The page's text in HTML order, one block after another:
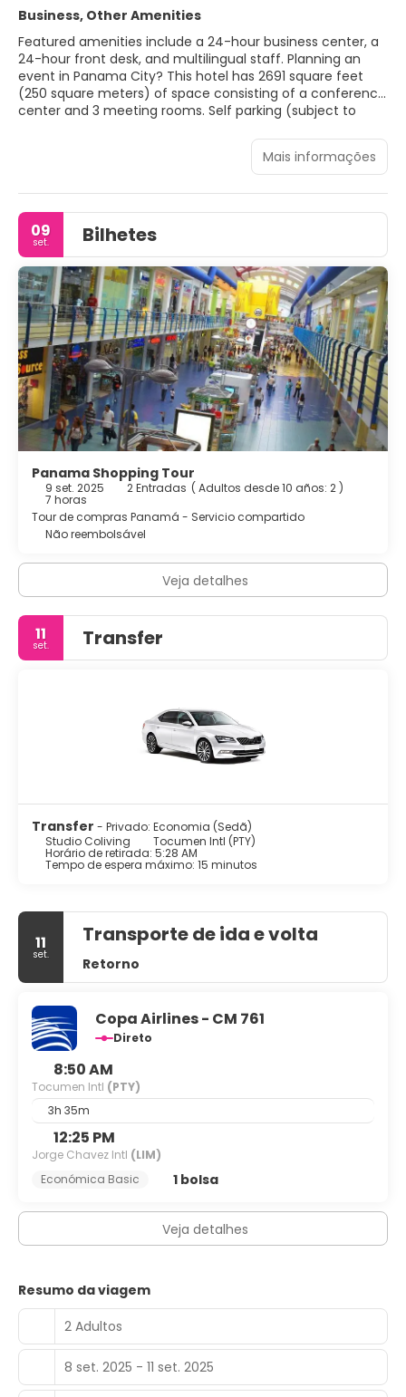
Business, Other Amenities
Featured amenities include a 24-hour business center, a
24-hour front desk, and multilingual staff. Planning an
event in Panama City? This hotel has 2691 square feet
(250 square meters) of space consisting of a conference
center and 3 meeting rooms. Self parking (subject to
Mais informações
09
set. Bilhetes
Panama Shopping Tour
9 set. 2025 2 Entradas ( Adultos desde 10 años: 2 )
7 horas
Tour de compras Panamá - Servicio compartido
Não reembolsável
Veja detalhes
11
set. Transfer
Transfer - Privado: Economia (Sedã)
Studio Coliving
Tocumen Intl (PTY)
Horário de retirada: 5:28 AM
Tempo de espera máximo: 15 minutos
11
set.
Transporte de ida e volta
Retorno
Copa Airlines - CM 761
Direto
8:50 AM
Tocumen Intl (PTY)
3h 35m
12:25 PM
Jorge Chavez Intl (LIM)
Económica Basic
1 bolsa
Veja detalhes
Resumo da viagem
2 Adultos
8 set. 2025 - 11 set. 2025